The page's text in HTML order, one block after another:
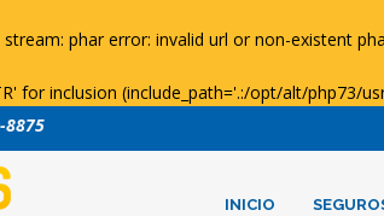
phar error: invalid url or non-existent
for inclusion (include_path='.:/opt/alt/php73/
8875
INICIO